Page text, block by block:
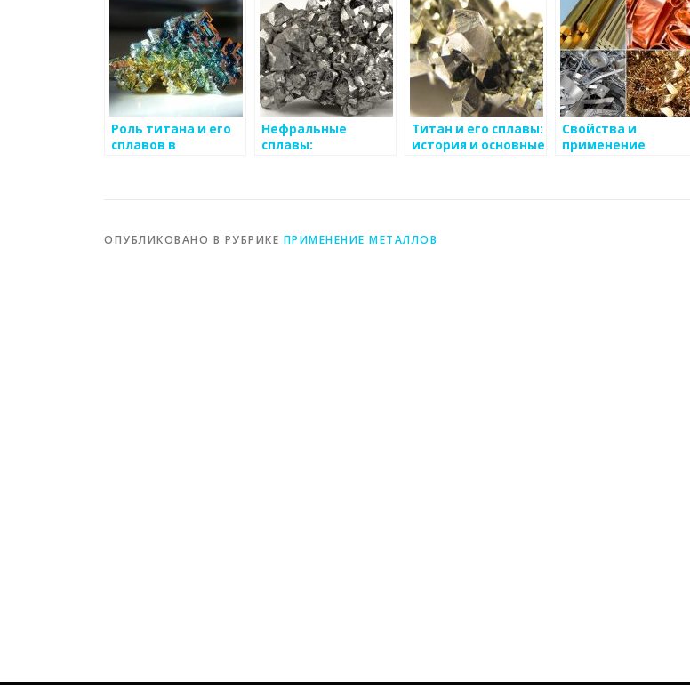
Роль титана и его
сплавов в
Нефральные
сплавы:
Титан и его сплавы:
история и основные
Свойства и
применение
ОПУБЛИКОВАНО В РУБРИКЕ ПРИМЕНЕНИЕ МЕТАЛЛОВ